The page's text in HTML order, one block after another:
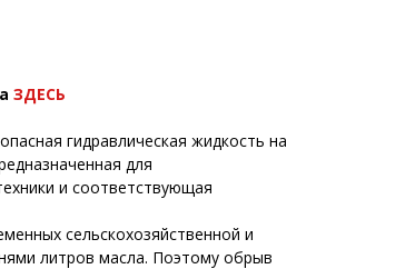
ЗДЕСЬ
гидравлическая жидкость на
для
и соответствующая
сельскохозяйственной и
литров масла. Поэтому обрыв